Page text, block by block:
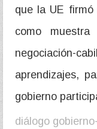
que la UE
como
aprendizajes,
gobierno
diálogo